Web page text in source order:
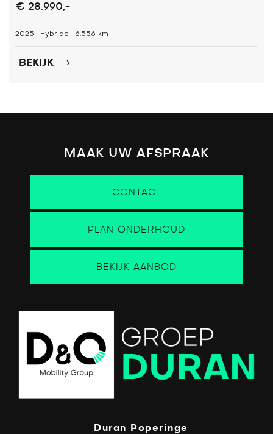
€ 28.990,-
2025 - Hybride - 6.556 km
BEKIJK
MAAK UW AFSPRAAK
CONTACT
PLAN ONDERHOUD
BEKIJK AANBOD
Duran Poperinge